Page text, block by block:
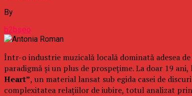
By
b2bseo
Într-o industrie muzicală locală dominată adesea
paradigmă și un plus de prospețime. La doar 19
Heart”, un material lansat sub egida casei de
complexitatea relațiilor de iubire, totul analizat